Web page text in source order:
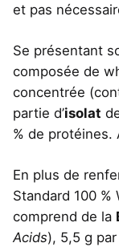
et pas
Se présentant
composée de
concentrée
partie d’isolat
% de protéines.
En plus de
Standard 100 %
comprend de la
Acids), 5,5 g par